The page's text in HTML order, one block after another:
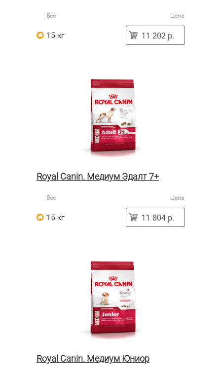
Вес Цена
15 кг 11 202 р.
Royal Canin. Медиум Эдалт 7+
Вес Цена
15 кг 11 804 р.
Royal Canin. Медиум Юниор